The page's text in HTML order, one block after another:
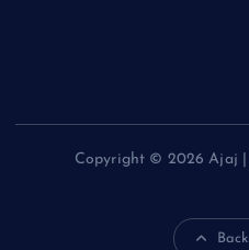
Copyright © 2026 Ajaj |